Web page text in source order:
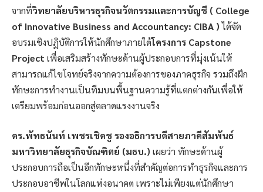
จากที่วิทยาลัยบริหารธุรกิจนวัตกรรมและการบัญชี ( College
of Innovative Business and Accountancy: CIBA )ได้จัด
อบรมเชิงปฏิบัติการให้นักศึกษาภายใต้โครงการ Capstone
Project เพื่อเสริมสร้างทักษะด้านผู้ประกอบการที่มุ่งเน้นให้
สามารถแก้ไขโจทย์จริงจากความต้องการของภาคธุรกิจ รวมถึงฝึก
ทักษะการทำงานเป็นทีมบนพื้นฐานความรู้ที่แตกต่างกันเพื่อให้
เตรียมพร้อมก่อนออกสู่ตลาดแรงงานจริง
ดร.พัทธนันท์ เพชรเชิดชู รองอธิการบดีสายภาคีสัมพันธ์
มหาวิทยาลัยธุรกิจบัณฑิตย์ (มธบ.) เผยว่า ทักษะด้านผู้
ประกอบการถือเป็นอีกทักษะหนึ่งที่สำคัญต่อการทำธุรกิจและการ
ประกอบอาชีพในโลกแห่งอนาคต เพราะไม่เพียงแต่นักศึกษา